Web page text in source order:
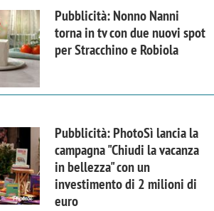
Pubblicità: Nonno Nanni
torna in tv con due nuovi spot
per Stracchino e Robiola
Pubblicità: PhotoSì lancia la
campagna "Chiudi la vacanza
in bellezza" con un
investimento di 2 milioni di
euro